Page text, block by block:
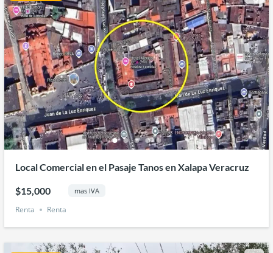
Local Comercial en el Pasaje Tanos en Xalapa Veracruz
$15,000 mas IVA
Renta Renta